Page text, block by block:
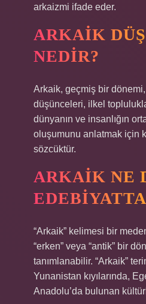
arkaizmi ifade eder.
ARKAIK
NEDIR?
Arkaik, geçmiş bir
düşünceleri, ilkel
dünyanın ve insanlığın
oluşumunu anlatmak için
sözcüktür.
ARKAIK NE
“Arkaik” kelimesi bir
“erken” veya “antik” bir
tanımlanabilir. “Arkaik”
Yunanistan kıyılarında,
Anadolu’da bulunan